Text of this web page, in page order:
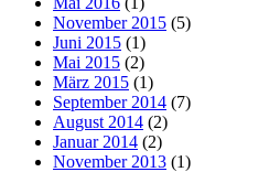
November 2015 (5)
Juni 2015 (1)
Mai 2015 (2)
März 2015 (1)
September 2014 (7)
August 2014 (2)
Januar 2014 (2)
November 2013 (1)